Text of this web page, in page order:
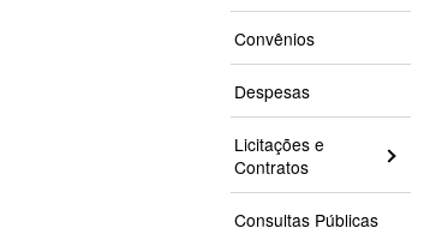
Convênios
Despesas
Licitações e
Contratos
Consultas Públicas